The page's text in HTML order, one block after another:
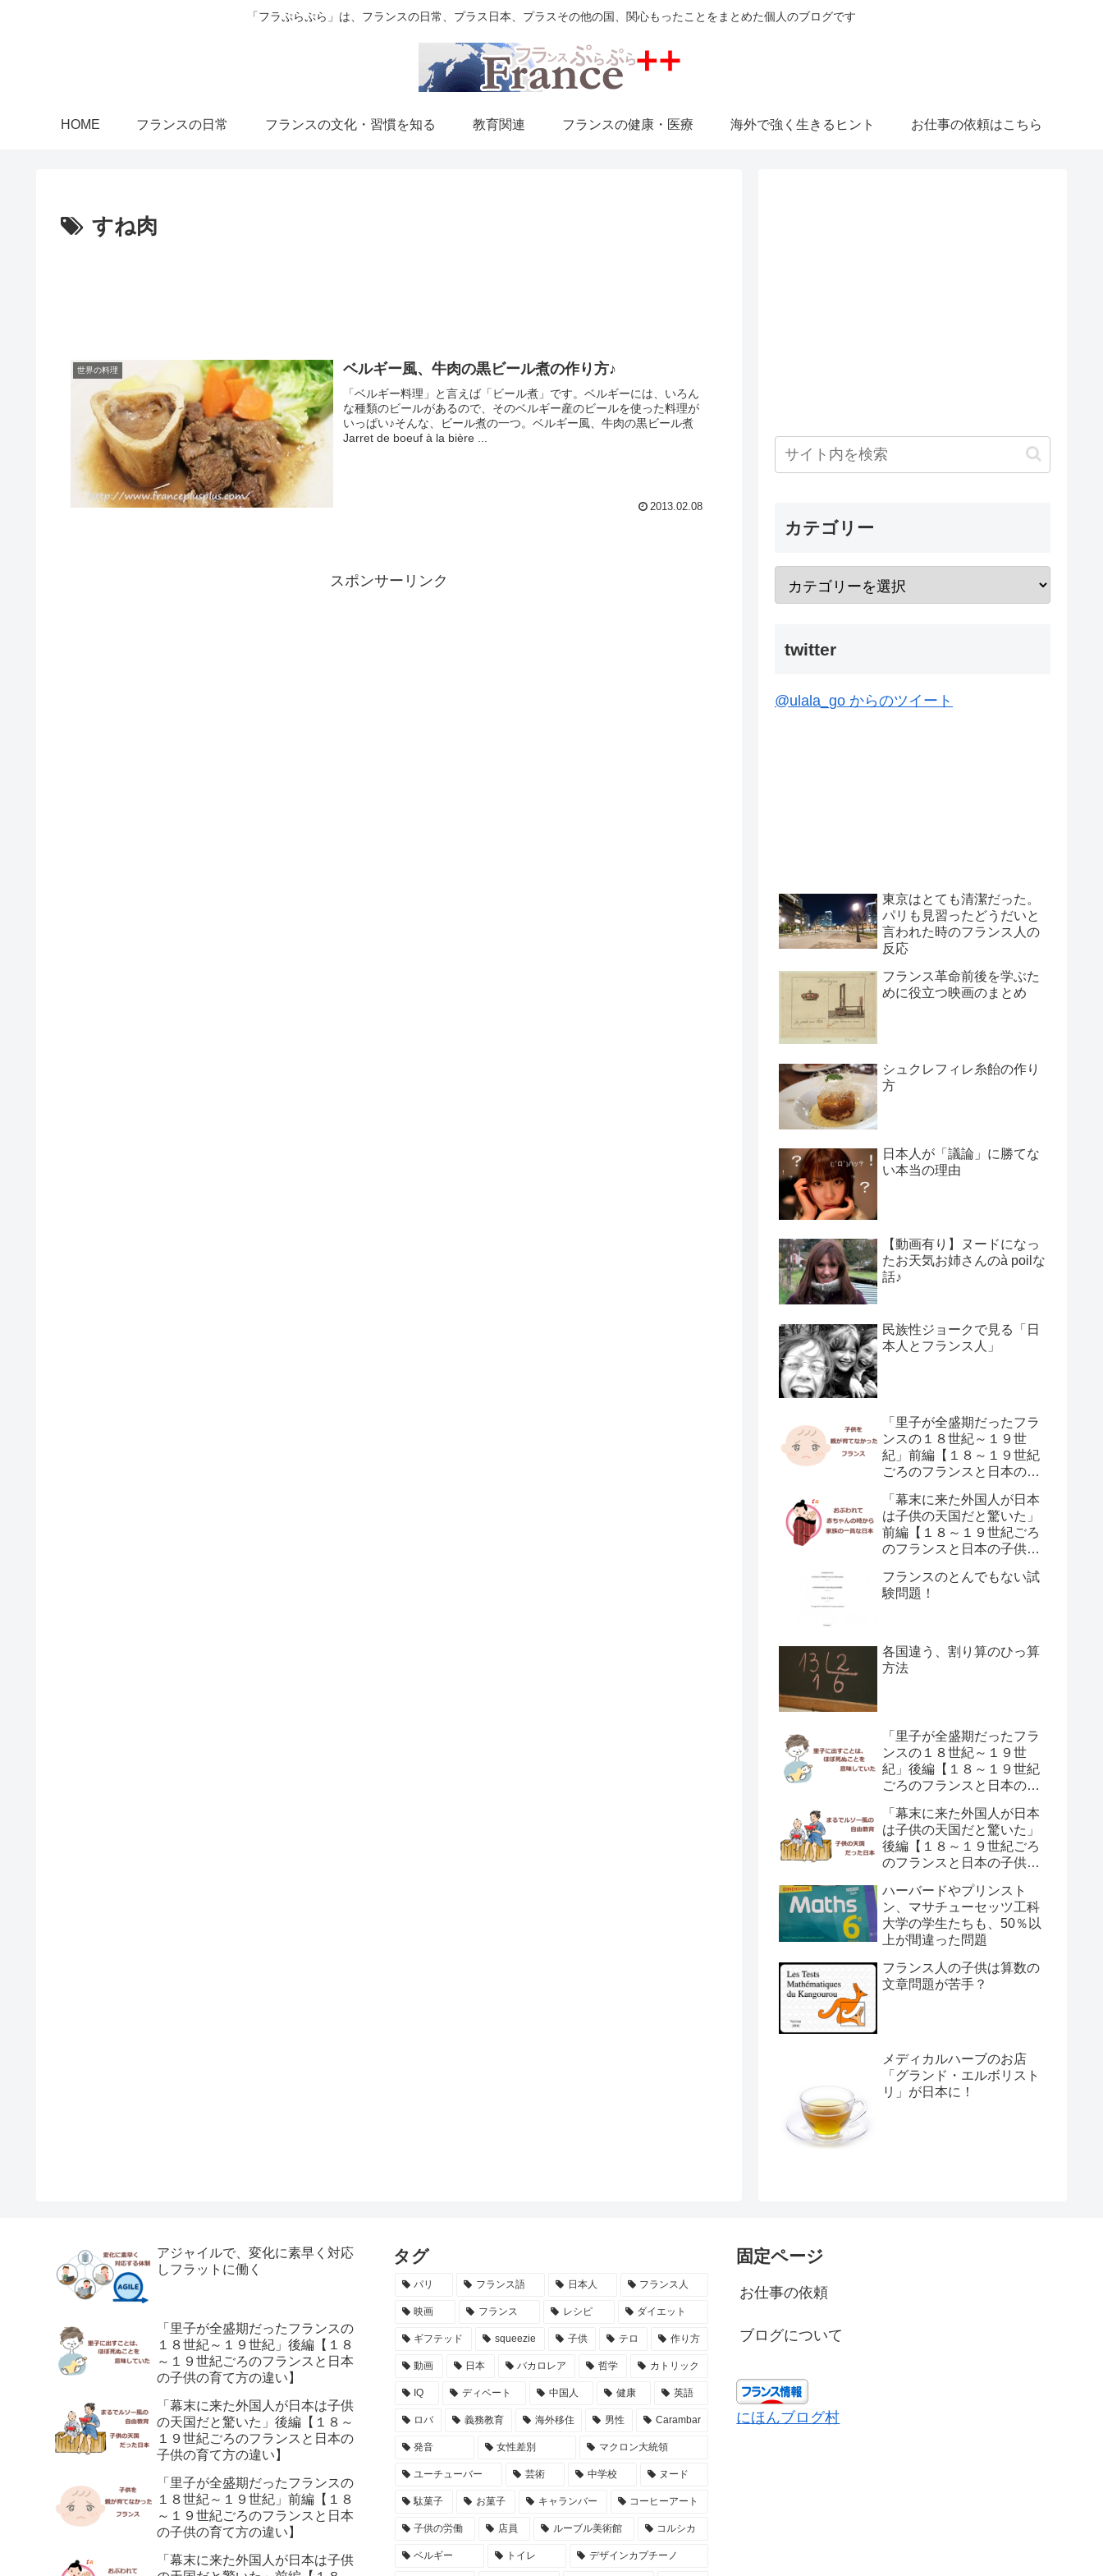
「フラぷらぷら」は、フランスの日常、プラス日本、プラスその他の国、関心もったことをまとめた個人のブログです
HOME フランスの日常 フランスの文化・習慣を知る 教育関連 フランスの健康・医療 海外で強く生きるヒント お仕事の依頼はこちら
すね肉
世界の料理 ベルギー風、牛肉の黒ビール煮の作り方♪
「ベルギー料理」と言えば「ビール煮」です。ベルギーには、いろん
な種類のビールがあるので、そのベルギー産のビールを使った料理が
いっぱい♪そんな、ビール煮の一つ。ベルギー風、牛肉の黒ビール煮
Jarret de boeuf à la bière ...
2013.02.08
スポンサーリンク
カテゴリー
twitter
@ulala_go からのツイート
東京はとても清潔だった。
パリも見習ったどうだいと
言われた時のフランス人の
反応
フランス革命前後を学ぶた
めに役立つ映画のまとめ
シュクレフィレ糸飴の作り
方
日本人が「議論」に勝てな
い本当の理由
【動画有り】ヌードになっ
たお天気お姉さんのà poilな
話♪
民族性ジョークで見る「日
本人とフランス人」
「里子が全盛期だったフラ
ンスの１８世紀～１９世
紀」前編【１８～１９世紀
ごろのフランスと日本の子
「幕末に来た外国人が日本
は子供の天国だと驚いた」
前編【１８～１９世紀ごろ
のフランスと日本の子供の
フランスのとんでもない試
験問題！
各国違う、割り算のひっ算
方法
「里子が全盛期だったフラ
ンスの１８世紀～１９世
紀」後編【１８～１９世紀
ごろのフランスと日本の子
「幕末に来た外国人が日本
は子供の天国だと驚いた」
後編【１８～１９世紀ごろ
のフランスと日本の子供の
ハーバードやプリンスト
ン、マサチューセッツ工科
大学の学生たちも、50％以
上が間違った問題
フランス人の子供は算数の
文章問題が苦手？
メディカルハーブのお店
「グランド・エルボリスト
リ」が日本に！
アジャイルで、変化に素早く対応
しフラットに働く
「里子が全盛期だったフランスの
１８世紀～１９世紀」後編【１８
～１９世紀ごろのフランスと日本
の子供の育て方の違い】
「幕末に来た外国人が日本は子供
の天国だと驚いた」後編【１８～
１９世紀ごろのフランスと日本の
子供の育て方の違い】
「里子が全盛期だったフランスの
１８世紀～１９世紀」前編【１８
～１９世紀ごろのフランスと日本
の子供の育て方の違い】
「幕末に来た外国人が日本は子供
タグ
パリ フランス語 日本人 フランス人
映画 フランス レシピ ダイエット
ギフテッド squeezie 子供 テロ 作り方
動画 日本 バカロレア 哲学 カトリック
IQ ディベート 中国人 健康 英語
ロバ 義務教育 海外移住 男性 Carambar
発音 女性差別 マクロン大統領
ユーチューバー 芸術 中学校 ヌード
駄菓子 お菓子 キャランバー コーヒーアート
子供の労働 店員 ルーブル美術館 コルシカ
ベルギー トイレ デザインカプチーノ
固定ページ
お仕事の依頼
ブログについて
にほんブログ村